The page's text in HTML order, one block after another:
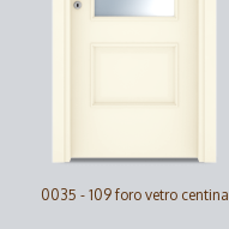
0035 - 109 foro vetro centina